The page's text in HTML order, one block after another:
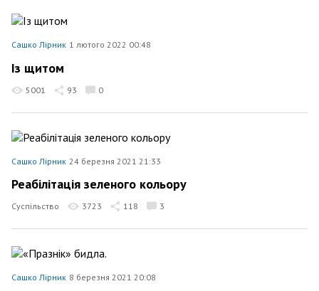
Сашко Лірник 1 лютого 2022 00:48
Із щитом
5001 93 0
Сашко Лірник 24 березня 2021 21:33
Реабілітація зеленого кольору
Суспільство 3723 118 3
Сашко Лірник 8 березня 2021 20:08